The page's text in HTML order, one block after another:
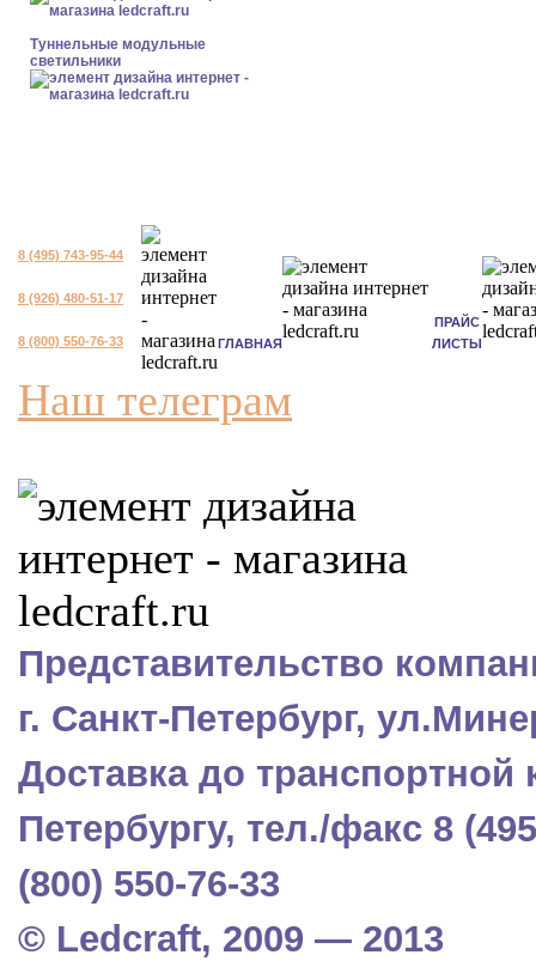
Туннельные модульные
светильники
8 (495) 743-95-44
8 (926) 480-51-17
8 (800) 550-76-33 ГЛАВНАЯ
ПРАЙС
ЛИСТЫ
Наш телеграм
Представительство
г. Санкт-Петербург,
Доставка до
Петербургу, тел./факс 8
(800) 550-76-33
© Ledcraft, 2009 — 2013